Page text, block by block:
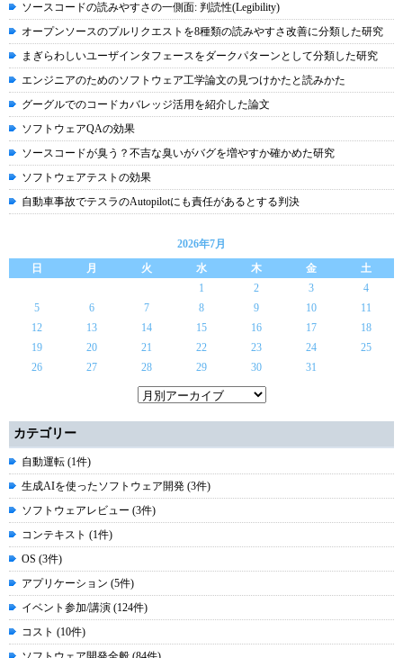
ソースコードの読みやすさの一側面: 判読性(Legibility)
オープンソースのプルリクエストを8種類の読みやすさ改善に分類した研究
まぎらわしいユーザインタフェースをダークパターンとして分類した研究
エンジニアのためのソフトウェア工学論文の見つけかたと読みかた
グーグルでのコードカバレッジ活用を紹介した論文
ソフトウェアQAの効果
ソースコードが臭う？不吉な臭いがバグを増やすか確かめた研究
ソフトウェアテストの効果
自動車事故でテスラのAutopilotにも責任があるとする判決
2026年7月
日
月 火 水 木 金
土
1
2 3
4
5
6 7 8 9 10
11
12
13 14 15 16 17
18
19
20 21 22 23 24
25
26
27 28 29 30 31
カテゴリー
自動運転 (1件)
生成AIを使ったソフトウェア開発 (3件)
ソフトウェアレビュー (3件)
コンテキスト (1件)
OS (3件)
アプリケーション (5件)
イベント参加/講演 (124件)
コスト (10件)